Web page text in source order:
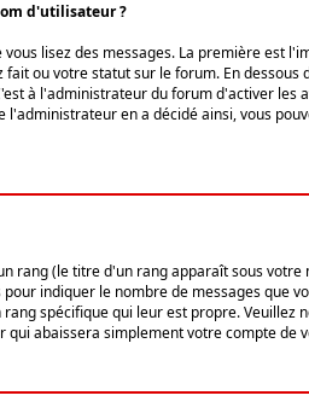
d'utilisateur ?
lisez des messages. La première est
ou votre statut sur le forum. En
à l'administrateur du forum d'activer les
en a décidé ainsi, vous
rang (le titre d'un rang apparaît sous
indiquer le nombre de messages que
spécifique qui leur est propre.
abaissera simplement votre compte de